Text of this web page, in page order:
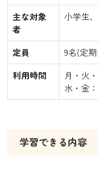
主な対象
者
小学生
定員
9名(定
利用時間
月・火
水・金
学習できる内容